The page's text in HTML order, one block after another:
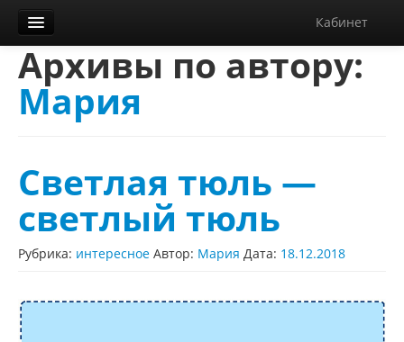
Кабинет
Орфограммка
Библиотека
Контакты
Справка
Архивы по автору:
Мария
Светлая тюль —
светлый тюль
Рубрика: интересное Автор: Мария Дата: 18.12.2018